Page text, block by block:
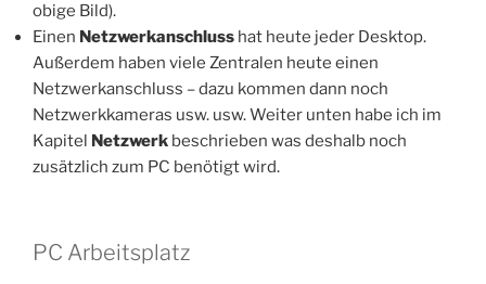
obige Bild).
Einen Netzwerkanschluss hat heute jeder Desktop.
Außerdem haben viele Zentralen heute einen
Netzwerkanschluss – dazu kommen dann noch
Netzwerkkameras usw. usw. Weiter unten habe ich im
Kapitel Netzwerk beschrieben was deshalb noch
zusätzlich zum PC benötigt wird.
PC Arbeitsplatz